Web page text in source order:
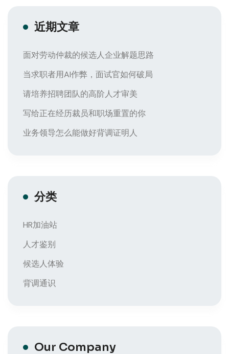
近期文章
面对劳动仲裁的候选人企业解题思路
当求职者用AI作弊，面试官如何破局
请培养招聘团队的高阶人才审美
写给正在经历裁员和职场重置的你
业务领导怎么能做好背调证明人
分类
HR加油站
人才鉴别
候选人体验
背调通识
Our Company